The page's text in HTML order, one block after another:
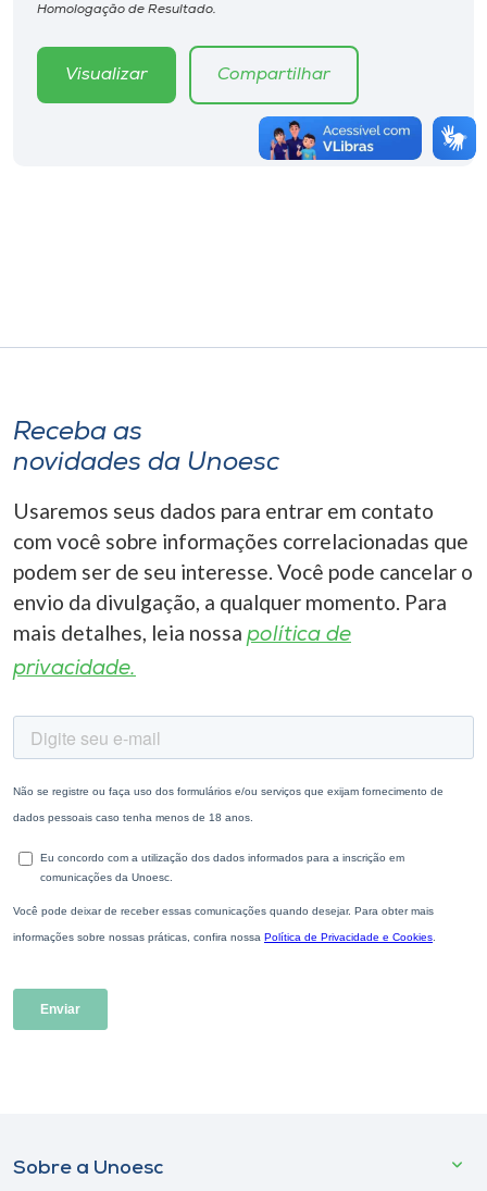
Homologação de Resultado.
Visualizar Compartilhar
Receba as
novidades da Unoesc
Usaremos seus dados para entrar em contato
com você sobre informações correlacionadas que
podem ser de seu interesse. Você pode cancelar o
envio da divulgação, a qualquer momento. Para
mais detalhes, leia nossa política de
privacidade.
Sobre a Unoesc